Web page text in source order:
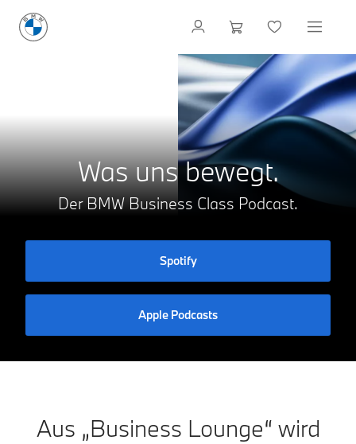
Was uns bewegt.
Der BMW Business Class Podcast.
Spotify
Apple Podcasts
Aus „Business Lounge“ wird